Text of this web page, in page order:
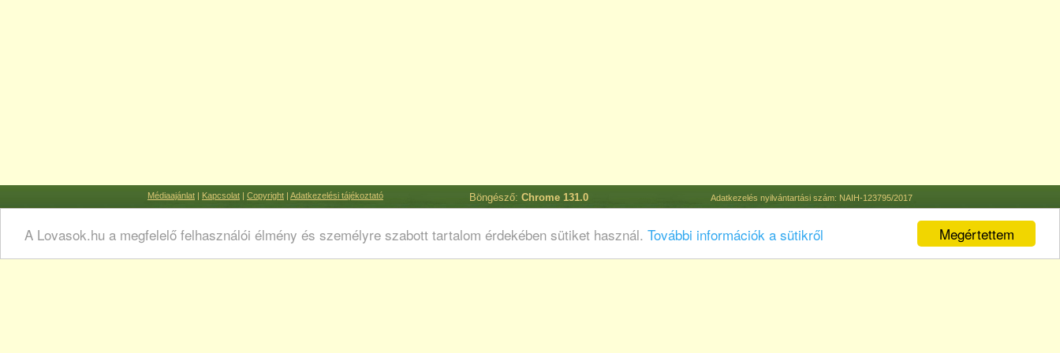
Megértettem
A Lovasok.hu a megfelelő felhasználói élmény és személyre szabott tartalom érdekében sütiket használ. További információk a sütikről
Médiaajánlat | Kapcsolat | Copyright | Adatkezelési tájékoztató Böngésző: Chrome 131.0 Adatkezelés nyilvántartási szám: NAIH-123795/2017